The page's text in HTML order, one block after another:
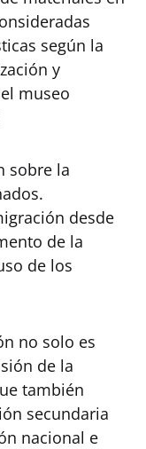
según la
y
museo
sobre la
desde
de la
de los
no solo es
de la
también
secundaria
nacional e